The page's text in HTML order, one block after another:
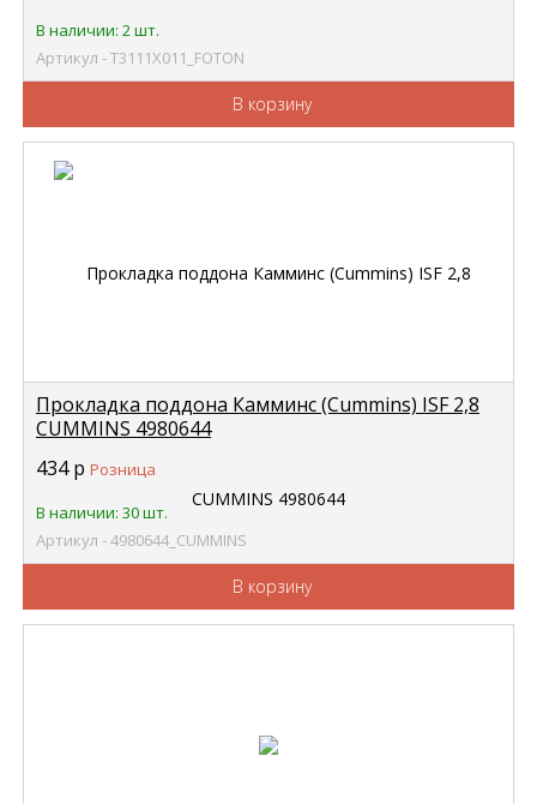
В наличии: 2 шт.
Артикул - Т3111Х011_FOTON
В корзину
Прокладка поддона Камминс (Cummins) ISF 2,8
CUMMINS 4980644
434р Розница
В наличии: 30 шт.
Артикул - 4980644_CUMMINS
В корзину